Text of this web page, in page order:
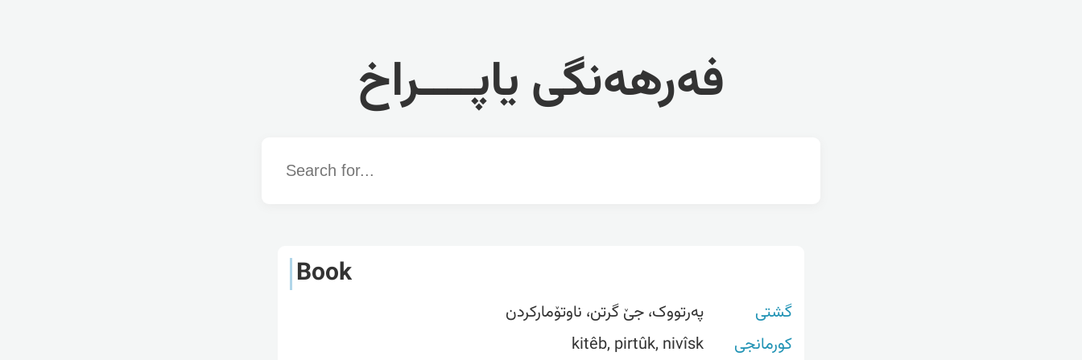
فەرهەنگی یاپــــراخ
Word
Book
گشتی
پەرتووک، جێ گرتن، ناوتۆمارکردن
کورمانجی
kitêb, pirtûk, nivîsk